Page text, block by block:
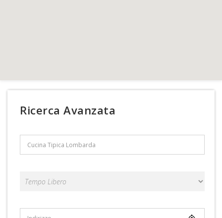
Ricerca Avanzata